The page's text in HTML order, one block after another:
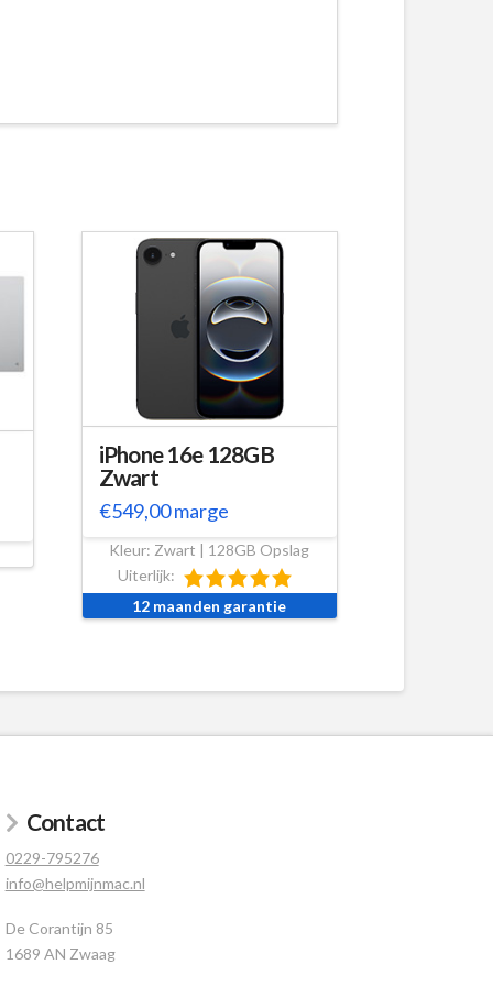
iPhone 16e 128GB
Zwart
€549,00marge
Kleur: Zwart | 128GB Opslag
Uiterlijk:
12 maanden garantie
Contact
0229-795276
info@helpmijnmac.nl
De Corantijn 85
1689 AN Zwaag